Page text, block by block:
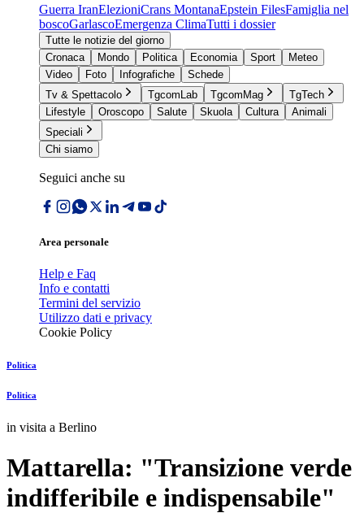
Guerra IranElezioniCrans MontanaEpstein FilesFamiglia nel
boscoGarlascoEmergenza ClimaTutti i dossier
Tutte le notizie del giorno
Cronaca
Mondo Politica Economia Sport
Meteo
Video
Foto Infografiche
Schede
Tv & Spettacolo
TgcomLab TgcomMag
TgTech
Lifestyle
Oroscopo Salute Skuola Cultura
Animali
Speciali
Chi siamo
Seguici anche su
Area personale
Help e Faq
Info e contatti
Termini del servizio
Utilizzo dati e privacy
Cookie Policy
Politica
Politica
in visita a Berlino
Mattarella: "Transizione verde
indifferibile e indispensabile"